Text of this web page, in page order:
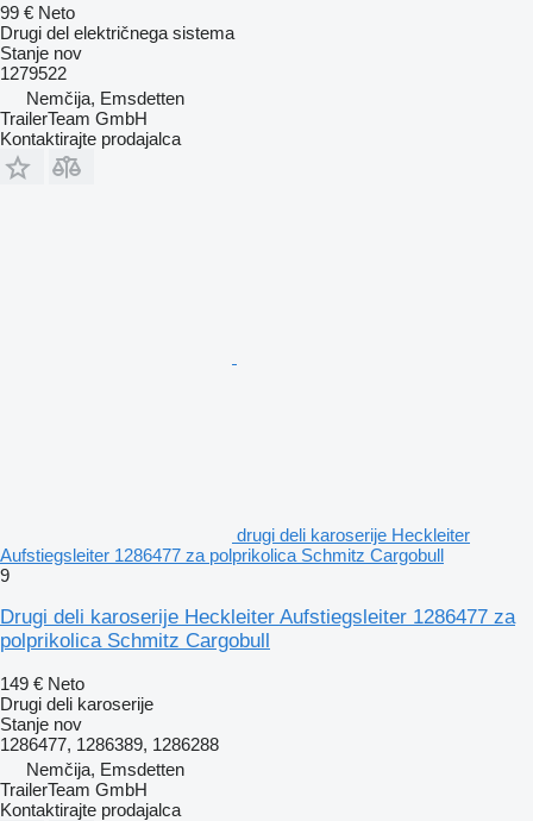
99 € Neto
Drugi del električnega sistema
Stanje nov
1279522
Nemčija, Emsdetten
TrailerTeam GmbH
Kontaktirajte prodajalca
drugi deli karoserije Heckleiter
Aufstiegsleiter 1286477 za polprikolica Schmitz Cargobull
9
Drugi deli karoserije Heckleiter Aufstiegsleiter 1286477 za
polprikolica Schmitz Cargobull
149 € Neto
Drugi deli karoserije
Stanje nov
1286477, 1286389, 1286288
Nemčija, Emsdetten
TrailerTeam GmbH
Kontaktirajte prodajalca